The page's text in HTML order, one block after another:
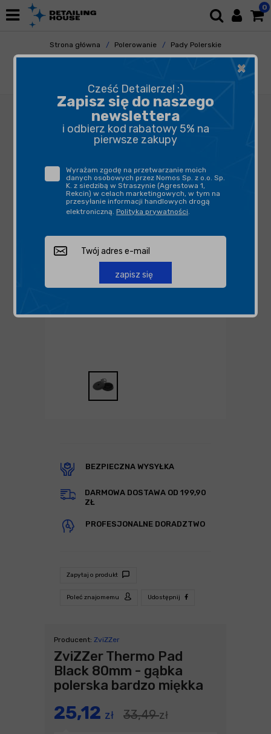
0
Strona główna Polerowanie
Pady Polerskie
Gąbki Polerskie
BEZPIECZNA WYSYŁKA
DARMOWA DOSTAWA OD 199,90
ZŁ
PROFESJONALNE DORADZTWO
Zapytaj o produkt
Poleć znajomemu Udostępnij
Producent: ZviZZer
ZviZZer Thermo Pad
Black 80mm - gąbka
polerska bardzo miękka
25,12 zł 33,49zł
×
Cześć Detailerze! :)
Zapisz się do naszego
newslettera
i odbierz kod rabatowy 5% na
pierwsze zakupy
Wyrażam zgodę na przetwarzanie moich
danych osobowych przez Nomos Sp. z o.o. Sp.
K. z siedzibą w Straszynie (Agrestowa 1,
Rekcin) w celach marketingowych, w tym na
przesyłanie informacji handlowych drogą
elektroniczną. Polityka prywatności.
zapisz się